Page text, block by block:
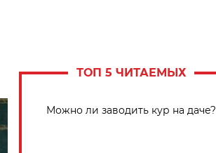
ТОП 5 ЧИТАЕМЫХ
Можно ли заводить кур на даче?